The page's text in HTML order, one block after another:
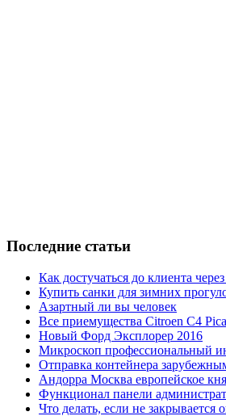
Последние статьи
Как достучаться до клиента
Купить санки для зимних
Азартный ли вы человек
Все приемущества Сitroen C4
Новый Форд Эксплорер 2016
Микроскоп профессиональный
Отправка контейнера
Андорра Москва европейское
Функционал панели
Что делать, если не закрывается